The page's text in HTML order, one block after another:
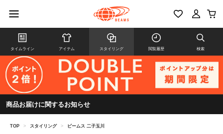
タイムライン アイテム スタイリング 閲覧履歴 検索
商品お届けに関するお知らせ
TOP > スタイリング > ビームス 二子玉川